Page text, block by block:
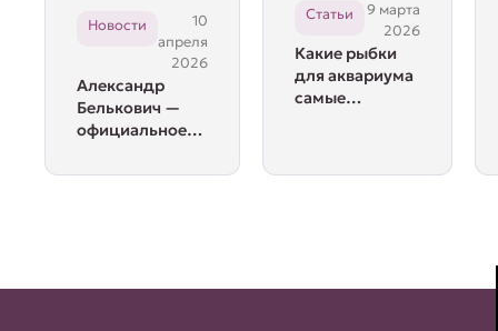
Новости
10
апреля
2026
Александр
Белькович —
официальное
Статьи
9 марта
2026
Какие рыбки
для аквариума
самые